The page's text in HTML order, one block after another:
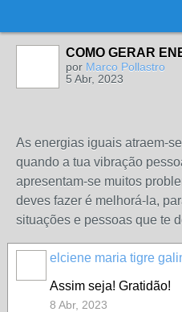
COMO GERAR
por Marco Pollastro
5 Abr, 2023
As energias iguais atraem-
quando a tua vibração
apresentam-se muitos
deves fazer é melhorá-la,
situações e pessoas que te
elciene maria tigre
Assim seja! Gratidão!
8 Abr, 2023